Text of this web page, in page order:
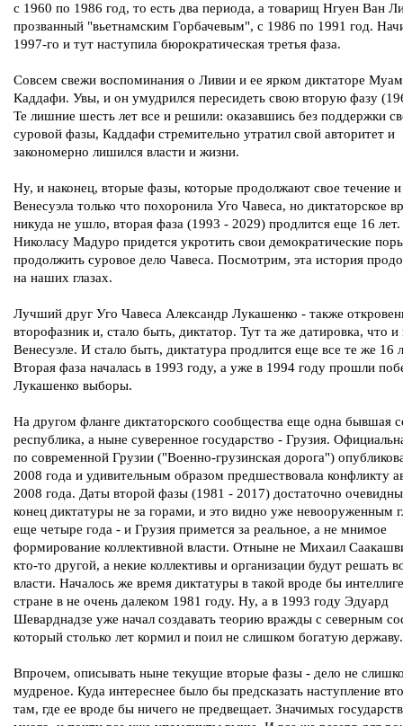
с 1960 по 1986 год, то есть два периода, а товарищ Нгуен Ван
прозванный "вьетнамским Горбачевым", с 1986 по 1991 год.
1997-го и тут наступила бюрократическая третья фаза.
Совсем свежи воспоминания о Ливии и ее ярком диктаторе
Каддафи. Увы, и он умудрился пересидеть свою вторую фазу
Те лишние шесть лет все и решили: оказавшись без поддержки
суровой фазы, Каддафи стремительно утратил свой авторитет и
закономерно лишился власти и жизни.
Ну, и наконец, вторые фазы, которые продолжают свое течение и
Венесуэла только что похоронила Уго Чавеса, но диктаторское
никуда не ушло, вторая фаза (1993 - 2029) продлится еще 16
Николасу Мадуро придется укротить свои демократические
продолжить суровое дело Чавеса. Посмотрим, эта история
на наших глазах.
Лучший друг Уго Чавеса Александр Лукашенко - также
второфазник и, стало быть, диктатор. Тут та же датировка, что и
Венесуэле. И стало быть, диктатура продлится еще все те же 16
Вторая фаза началась в 1993 году, а уже в 1994 году прошли
Лукашенко выборы.
На другом фланге диктаторского сообщества еще одна бывшая
республика, а ныне суверенное государство - Грузия.
по современной Грузии ("Военно-грузинская дорога")
2008 года и удивительным образом предшествовала конфликту
2008 года. Даты второй фазы (1981 - 2017) достаточно
конец диктатуры не за горами, и это видно уже невооруженным
еще четыре года - и Грузия примется за реальное, а не мнимое
формирование коллективной власти. Отныне не Михаил
кто-то другой, а некие коллективы и организации будут решать
власти. Началось же время диктатуры в такой вроде бы
стране в не очень далеком 1981 году. Ну, а в 1993 году Эдуард
Шеварднадзе уже начал создавать теорию вражды с северным
который столько лет кормил и поил не слишком богатую державу.
Впрочем, описывать ныне текущие вторые фазы - дело не
мудреное. Куда интереснее было бы предсказать наступление
там, где ее вроде бы ничего не предвещает. Значимых